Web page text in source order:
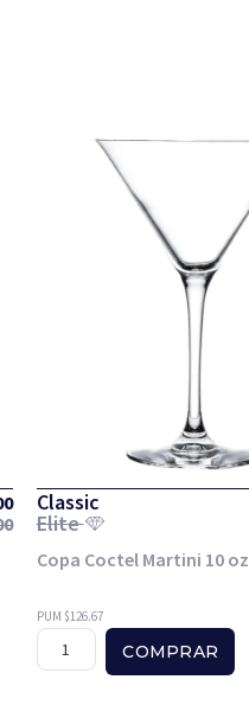
Classic
Elite
Copa Coctel Martini 10 oz
PUM $126.67
COMPRAR